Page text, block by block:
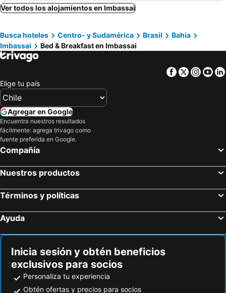
Ver todos los alojamientos en Imbassai
Busca hoteles Centro- y Sudamérica Brasil
Bahia
Imbassai
Bed & Breakfast en Imbassai
Facebook
Twitter
Elige tu país
Agregar en Google
Encuentra nuestros resultados
fácilmente: agrega trivago como
fuente preferida en Google.
Compañía
Nuestros productos
Términos y políticas
Ayuda
Inicia sesión y obtén beneficios
exclusivos para socios
Personaliza tu experiencia
Obtén ofertas y precios para socios